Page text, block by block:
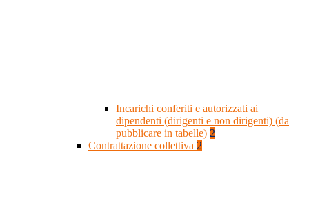
Incarichi conferiti e autorizzati ai
dipendenti (dirigenti e non dirigenti) (da
pubblicare in tabelle) 2
Contrattazione collettiva 2